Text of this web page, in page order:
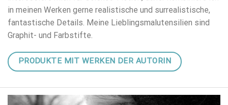
in meinen Werken gerne realistische und surrealistische,
fantastische Details. Meine Lieblingsmalutensilien sind
Graphit- und Farbstifte.
PRODUKTE MIT WERKEN DER AUTORIN